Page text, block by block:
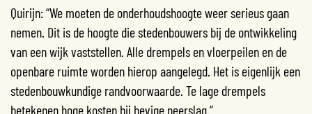
Quirijn: “We moeten de onderhoudshoogte weer serieus gaan
nemen. Dit is de hoogte die stedenbouwers bij de ontwikkeling
van een wijk vaststellen. Alle drempels en vloerpeilen en de
openbare ruimte worden hierop aangelegd. Het is eigenlijk een
stedenbouwkundige randvoorwaarde. Te lage drempels
betekenen hoge kosten bij hevige neerslag.”